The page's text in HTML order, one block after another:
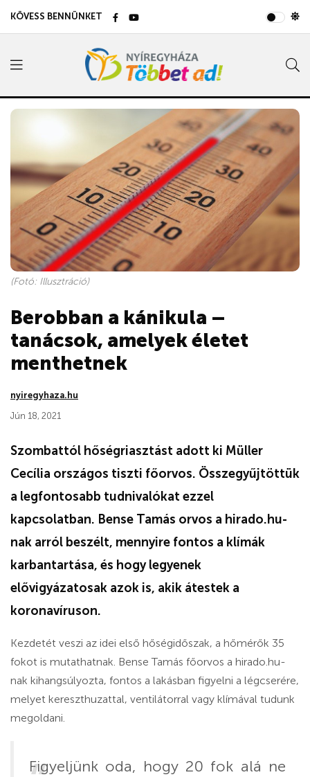
KÖVESS BENNÜNKET
(Fotó: Illusztráció)
Berobban a kánikula –
tanácsok, amelyek életet
menthetnek
nyiregyhaza.hu
Jún 18, 2021
Szombattól hőségriasztást adott ki Müller
Cecília országos tiszti főorvos. Összegyűjtöttük
a legfontosabb tudnivalókat ezzel
kapcsolatban. Bense Tamás orvos a hirado.hu-
nak arról beszélt, mennyire fontos a klímák
karbantartása, és hogy legyenek
elővigyázatosak azok is, akik átestek a
koronavíruson.
Kezdetét veszi az idei első hőségidőszak, a hőmérők 35
fokot is mutathatnak. Bense Tamás főorvos a hirado.hu-
nak kihangsúlyozta, fontos a lakásban figyelni a légcserére,
melyet kereszthuzattal, ventilátorral vagy klímával tudunk
megoldani.
Figyeljünk oda, hogy 20 fok alá ne